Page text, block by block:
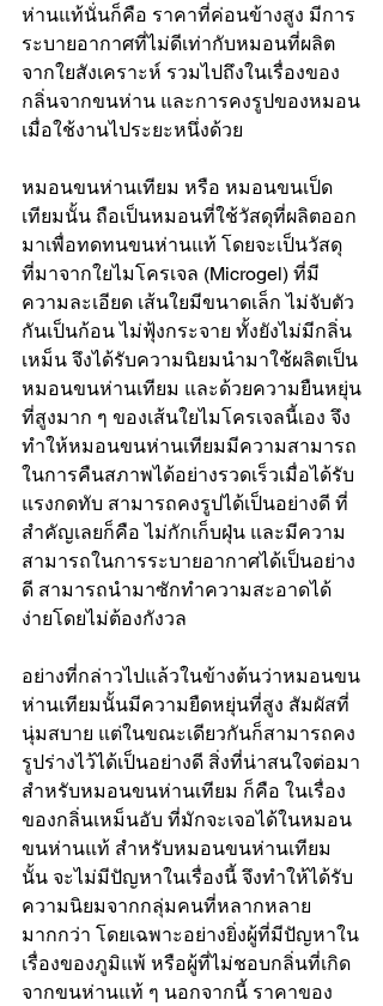
ห่านแท้นั่นก็คือ ราคาที่ค่อนข้างสูง มีการ
ระบายอากาศที่ไม่ดีเท่ากับหมอนที่ผลิต
จากใยสังเคราะห์ รวมไปถึงในเรื่องของ
กลิ่นจากขนห่าน และการคงรูปของหมอน
เมื่อใช้งานไประยะหนึ่งด้วย
หมอนขนห่านเทียม หรือ หมอนขนเป็ด
เทียมนั้น ถือเป็นหมอนที่ใช้วัสดุที่ผลิตออก
มาเพื่อทดทนขนห่านแท้ โดยจะเป็นวัสดุ
ที่มาจากใยไมโครเจล (Microgel) ที่มี
ความละเอียด เส้นใยมีขนาดเล็ก ไม่จับตัว
กันเป็นก้อน ไม่ฟุ้งกระจาย ทั้งยังไม่มีกลิ่น
เหม็น จึงได้รับความนิยมนำมาใช้ผลิตเป็น
หมอนขนห่านเทียม และด้วยความยืนหยุ่น
ที่สูงมาก ๆ ของเส้นใยไมโครเจลนี้เอง จึง
ทำให้หมอนขนห่านเทียมมีความสามารถ
ในการคืนสภาพได้อย่างรวดเร็วเมื่อได้รับ
แรงกดทับ สามารถคงรูปได้เป็นอย่างดี ที่
สำคัญเลยก็คือ ไม่กักเก็บฝุ่น และมีความ
สามารถในการระบายอากาศได้เป็นอย่าง
ดี สามารถนำมาซักทำความสะอาดได้
ง่ายโดยไม่ต้องกังวล
อย่างที่กล่าวไปแล้วในข้างต้นว่าหมอนขน
ห่านเทียมนั้นมีความยืดหยุ่นที่สูง สัมผัสที่
นุ่มสบาย แต่ในขณะเดียวกันก็สามารถคง
รูปร่างไว้ได้เป็นอย่างดี สิ่งที่น่าสนใจต่อมา
สำหรับหมอนขนห่านเทียม ก็คือ ในเรื่อง
ของกลิ่นเหม็นอับ ที่มักจะเจอได้ในหมอน
ขนห่านแท้ สำหรับหมอนขนห่านเทียม
นั้น จะไม่มีปัญหาในเรื่องนี้ จึงทำให้ได้รับ
ความนิยมจากกลุ่มคนที่หลากหลาย
มากกว่า โดยเฉพาะอย่างยิ่งผู้ที่มีปัญหาใน
เรื่องของภูมิแพ้ หรือผู้ที่ไม่ชอบกลิ่นที่เกิด
จากขนห่านแท้ ๆ นอกจากนี้ ราคาของ